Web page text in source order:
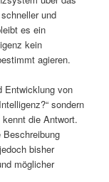
und
es ein
kein
agieren.
Entwicklung von
sondern
die Antwort.
Beschreibung
bisher
möglicher